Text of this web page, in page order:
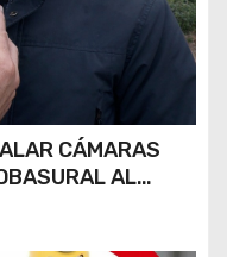
CÁMARAS
AL